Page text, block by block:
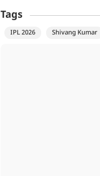
Tags
IPL 2026 Shivang Kumar